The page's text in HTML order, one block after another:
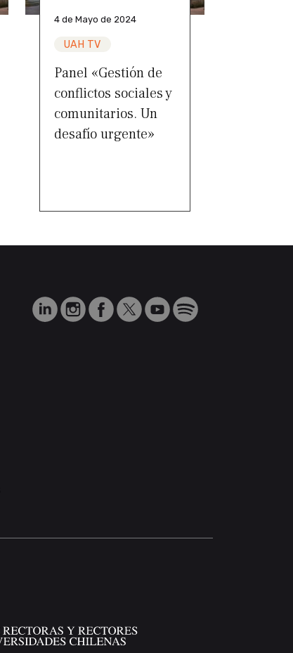
4 de Mayo de 2024
UAH TV
Panel «Gestión de
conflictos sociales y
comunitarios. Un
desafío urgente»